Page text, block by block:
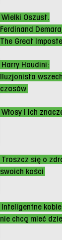
Wielki Oszust.
Ferdinand
The Great
Harry Houdini:
Iluzjonista wszech
czasów
Włosy i ich
Troszcz się o
swoich kości
Inteligentne
nie chcą mieć